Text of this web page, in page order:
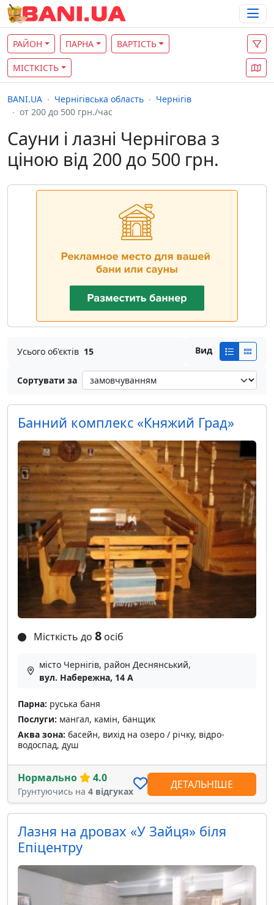
РАЙОН ПАРНА ВАРТІСТЬ
МІСТКІСТЬ
BANI.UA Чернігівська область
Чернігів
от 200 до 500 грн./час
Сауни і лазні Чернігова з
ціною від 200 до 500 грн.
Усього об'єктів 15 Вид
Сортувати за
Банний комплекс «Княжий Град»
Місткість до 8 осіб
місто Чернігів, район Деснянський,
вул. Набережна, 14 А
Парна: руська баня
Послуги: мангал, камін, банщик
Аква зона: басейн, вихід на озеро / річку, відро-
водоспад, душ
Нормально 4.0
Грунтуючись на 4 відгуках
ДЕТАЛЬНІШЕ
Лазня на дровах «У Зайця» біля
Епіцентру